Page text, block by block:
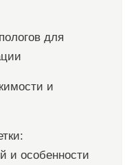
для
и
и особенности